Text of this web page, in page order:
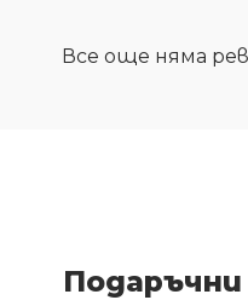
Все още няма